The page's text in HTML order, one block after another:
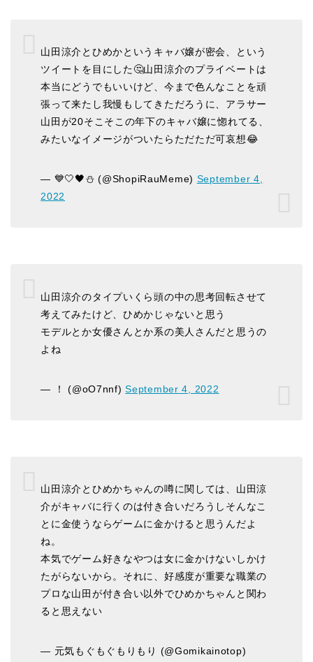
山田涼介とひめかというキャバ嬢が密会、という
ツイートを目にした🤔山田涼介のプライベートは
本当にどうでもいいけど、今まで色んなことを頑
張って来たし我慢もしてきただろうに、アラサー
山田が20そこそこの年下のキャバ嬢に惚れてる、
みたいなイメージがついたらただただ可哀想😂
— 💙🤍🖤⛄️ (@ShopiRauMeme) September 4,
2022
山田涼介のタイプいくら頭の中の思考回転させて
考えてみたけど、ひめかじゃないと思う
モデルとか女優さんとか系の美人さんだと思うの
よね
— ！ (@oO7nnf)September 4, 2022
山田涼介とひめかちゃんの噂に関しては、山田涼
介がキャバに行くのは付き合いだろうしそんなこ
とに金使うならゲームに金かけると思うんだよ
ね。
本気でゲーム好きなやつは女に金かけないしかけ
たがらないから。それに、好感度が重要な職業の
プロな山田が付き合い以外でひめかちゃんと関わ
ると思えない
— 元気もぐもぐもりもり (@Gomikainotop)